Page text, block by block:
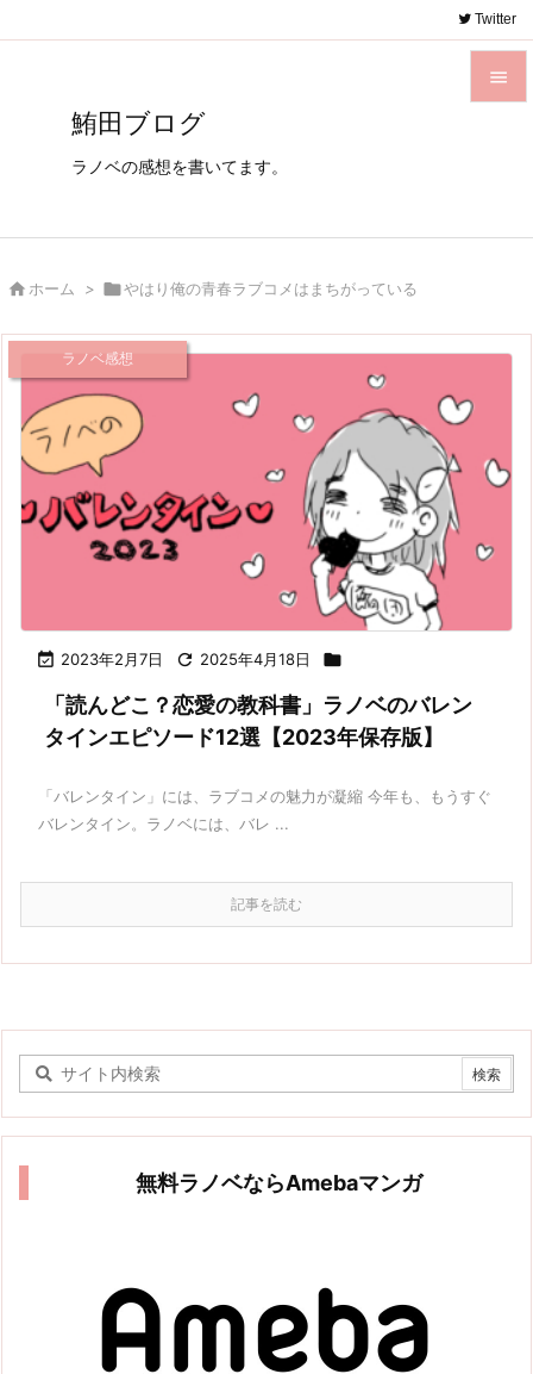
鮪田ブログ
ラノベの感想を書いてます。

次へ
Twitter
 ホーム > やはり俺の青春ラブコメはまちがっている
 2023年2月7日  2025年4月18日 
ラノベ感想
「読んどこ？恋愛の教科書」ラノベのバレン
タインエピソード12選【2023年保存版】
「バレンタイン」には、ラブコメの魅力が凝縮 今年も、もうすぐ
バレンタイン。ラノベには、バレ ...
記事を読む
無料ラノベならAmebaマンガ